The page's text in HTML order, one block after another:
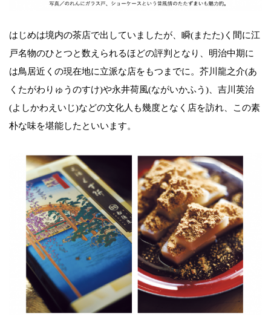
はじめは境内の茶店で出していましたが、瞬(またた)く間に江
戸名物のひとつと数えられるほどの評判となり、明治中期に
は鳥居近くの現在地に立派な店をもつまでに。芥川龍之介(あ
くたがわりゅうのすけ)や永井荷風(ながいかふう)、吉川英治
(よしかわえいじ)などの文化人も幾度となく店を訪れ、この素
朴な味を堪能したといいます。